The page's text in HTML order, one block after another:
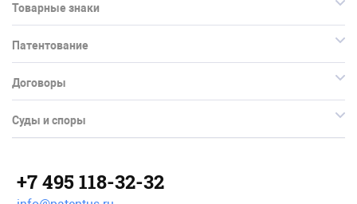
Товарные знаки
Патентование
Договоры
Суды и споры
+7 495 118-32-32